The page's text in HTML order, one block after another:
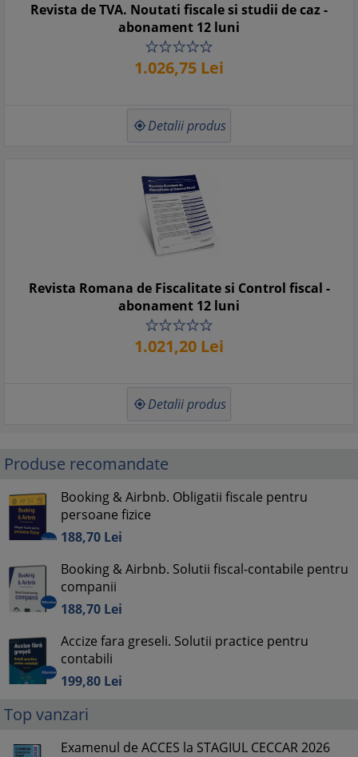
Revista de TVA. Noutati fiscale si studii de caz -
abonament 12 luni
1.026,75 Lei
 Detalii produs
Revista Romana de Fiscalitate si Control fiscal -
abonament 12 luni
1.021,20 Lei
 Detalii produs
Produse recomandate
Booking & Airbnb. Obligatii fiscale pentru
persoane fizice
188,70 Lei
Booking & Airbnb. Solutii fiscal-contabile pentru
companii
188,70 Lei
Accize fara greseli. Solutii practice pentru
contabili
199,80 Lei
Top vanzari
Examenul de ACCES la STAGIUL CECCAR 2026